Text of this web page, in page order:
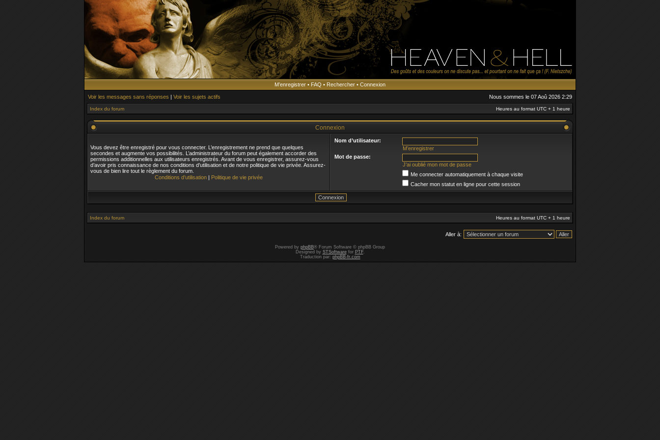
M’enregistrer • FAQ • Rechercher • Connexion
Voir les messages sans réponses | Voir les sujets actifs Nous sommes le 07 Aoû 2026 2:29
Index du forum Heures au format UTC + 1 heure
Connexion
Vous devez être enregistré pour vous connecter. L’enregistrement ne prend que quelques
secondes et augmente vos possibilités. L’administrateur du forum peut également accorder des
permissions additionnelles aux utilisateurs enregistrés. Avant de vous enregistrer, assurez-vous
d’avoir pris connaissance de nos conditions d’utilisation et de notre politique de vie privée. Assurez-
vous de bien lire tout le règlement du forum.
Conditions d’utilisation | Politique de vie privée
Nom d’utilisateur:
M’enregistrer
Mot de passe:
J’ai oublié mon mot de passe
Me connecter automatiquement à chaque visite
Cacher mon statut en ligne pour cette session
Index du forum Heures au format UTC + 1 heure
Aller à:
Powered by phpBB® Forum Software © phpBB Group
Designed by STSoftwarefor PTF.
Traduction par: phpBB-fr.com